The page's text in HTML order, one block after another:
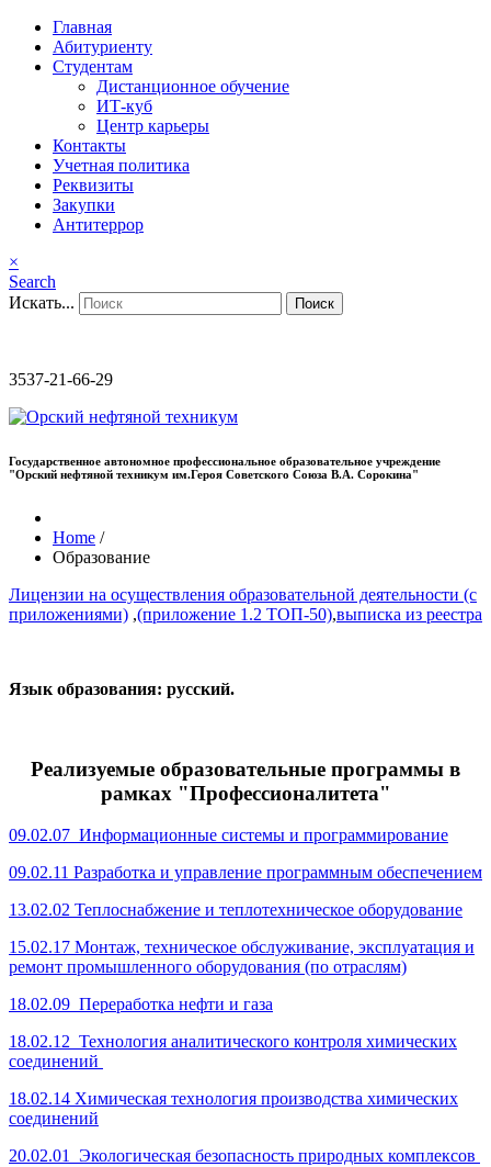
Главная
Абитуриенту
Студентам
Дистанционное обучение
ИТ-куб
Центр карьеры
Контакты
Учетная политика
Реквизиты
Закупки
Антитеррор
×
Search
Искать...
Поиск
3537-21-66-29
Государственное автономное профессиональное образовательное учреждение
"Орский нефтяной техникум им.Героя Советского Союза В.А. Сорокина"
Home /
Образование
Лицензии на осуществления образовательной деятельности (с
приложениями) ,(приложение 1.2 ТОП-50),выписка из реестра
Язык образования: русский.
Реализуемые образовательные программы в
рамках "Профессионалитета"
09.02.07 Информационные системы и программирование
09.02.11 Разработка и управление программным обеспечением
13.02.02 Теплоснабжение и теплотехническое оборудование
15.02.17 Монтаж, техническое обслуживание, эксплуатация и
ремонт промышленного оборудования (по отраслям)
18.02.09 Переработка нефти и газа
18.02.12 Технология аналитического контроля химических
соединений
18.02.14 Химическая технология производства химических
соединений
20.02.01 Экологическая безопасность природных комплексов